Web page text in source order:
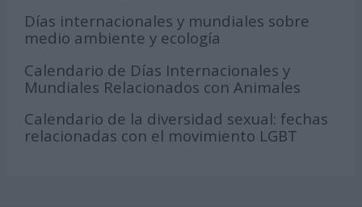
Días internacionales y mundiales sobre
medio ambiente y ecología
Calendario de Días Internacionales y
Mundiales Relacionados con Animales
Calendario de la diversidad sexual: fechas
relacionadas con el movimiento LGBT